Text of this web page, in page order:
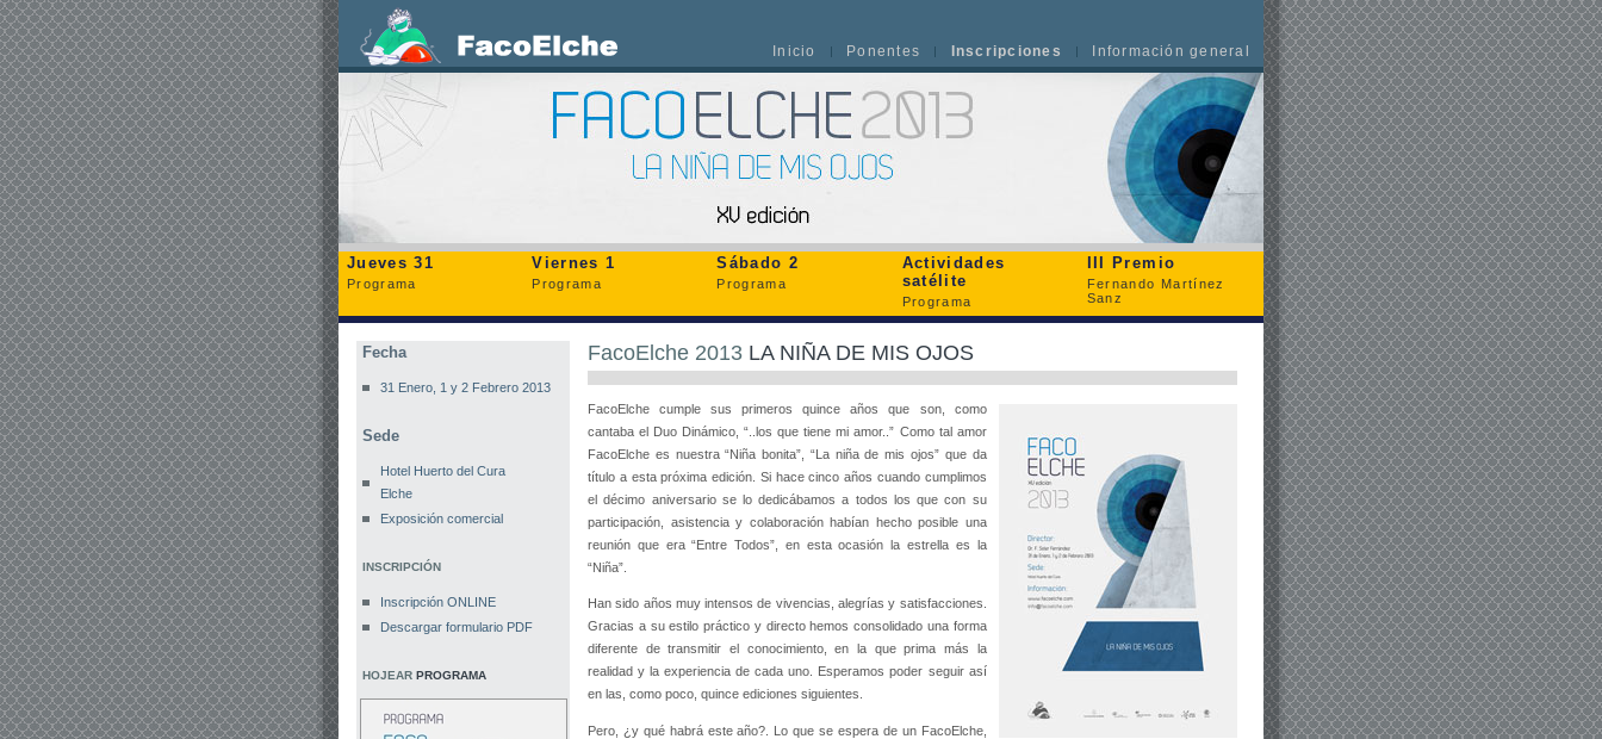
Inicio Ponentes Inscripciones Información general
Jueves 31
Programa
Viernes 1
Programa
Sábado 2
Programa
Actividades
satélite
Programa
III Premio
Fernando Martínez
Sanz
Fecha
31 Enero, 1 y 2 Febrero 2013
Sede
Hotel Huerto del Cura
Elche
Exposición comercial
INSCRIPCIÓN
Inscripción ONLINE
Descargar formulario PDF
HOJEAR PROGRAMA
FacoElche 2013 LA NIÑA DE MIS OJOS
FacoElche cumple sus primeros quince años que son, como
cantaba el Duo Dinámico, “..los que tiene mi amor..” Como tal amor
FacoElche es nuestra “Niña bonita”, “La niña de mis ojos” que da
título a esta próxima edición. Si hace cinco años cuando cumplimos
el décimo aniversario se lo dedicábamos a todos los que con su
participación, asistencia y colaboración habían hecho posible una
reunión que era “Entre Todos”, en esta ocasión la estrella es la
“Niña”.
Han sido años muy intensos de vivencias, alegrías y satisfacciones.
Gracias a su estilo práctico y directo hemos consolidado una forma
diferente de transmitir el conocimiento, en la que prima más la
realidad y la experiencia de cada uno. Esperamos poder seguir así
en las, como poco, quince ediciones siguientes.
Pero, ¿y qué habrá este año?. Lo que se espera de un FacoElche,